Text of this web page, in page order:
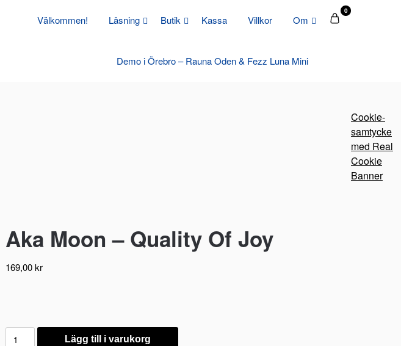
Välkommen! Läsning Butik Kassa Villkor Om
Demo i Örebro – Rauna Oden & Fezz Luna Mini
0
Aka Moon – Quality Of Joy
169,00kr
Aka
Lägg till i varukorg
Cookie-
samtycke
med Real
Cookie
Banner